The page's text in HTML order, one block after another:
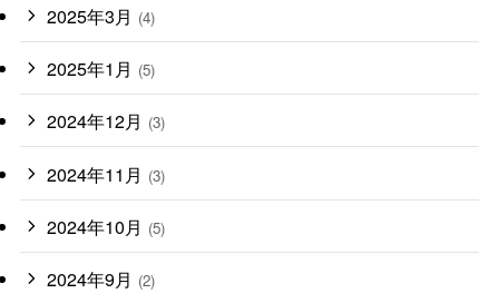
2025年3月 (4)
2025年1月 (5)
2024年12月 (3)
2024年11月 (3)
2024年10月 (5)
2024年9月 (2)